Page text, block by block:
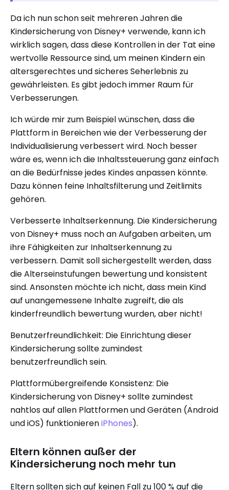
Da ich nun schon seit mehreren Jahren die
Kindersicherung von Disney+ verwende, kann ich
wirklich sagen, dass diese Kontrollen in der Tat eine
wertvolle Ressource sind, um meinen Kindern ein
altersgerechtes und sicheres Seherlebnis zu
gewährleisten. Es gibt jedoch immer Raum für
Verbesserungen.
Ich würde mir zum Beispiel wünschen, dass die
Plattform in Bereichen wie der Verbesserung der
Individualisierung verbessert wird. Noch besser
wäre es, wenn ich die Inhaltssteuerung ganz einfach
an die Bedürfnisse jedes Kindes anpassen könnte.
Dazu können feine Inhaltsfilterung und Zeitlimits
gehören.
Verbesserte Inhaltserkennung. Die Kindersicherung
von Disney+ muss noch an Aufgaben arbeiten, um
ihre Fähigkeiten zur Inhaltserkennung zu
verbessern. Damit soll sichergestellt werden, dass
die Alterseinstufungen bewertung und konsistent
sind. Ansonsten möchte ich nicht, dass mein Kind
auf unangemessene Inhalte zugreift, die als
kinderfreundlich bewertung wurden, aber nicht!
Benutzerfreundlichkeit: Die Einrichtung dieser
Kindersicherung sollte zumindest
benutzerfreundlich sein.
Plattformübergreifende Konsistenz: Die
Kindersicherung von Disney+ sollte zumindest
nahtlos auf allen Plattformen und Geräten (Android
und iOS) funktioniereniPhones).
Eltern können außer der
Kindersicherung noch mehr tun
Eltern sollten sich auf keinen Fall zu 100 % auf die